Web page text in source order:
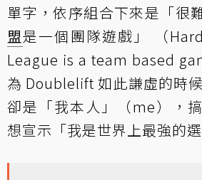
單字，依序組合下來是「很
盟是一個團隊遊戲」 （
League is a team based
為 Doublelift 如此謙虛的時
卻是「我本人」（me），
想宣示「我是世界上最強的